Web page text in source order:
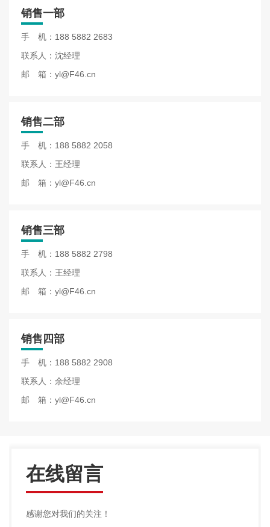
销售一部
手 机： 188 5882 2683
联系人：沈经理
邮 箱： yl@F46.cn
销售二部
手 机： 188 5882 2058
联系人：王经理
邮 箱： yl@F46.cn
销售三部
手 机： 188 5882 2798
联系人：王经理
邮 箱： yl@F46.cn
销售四部
手 机： 188 5882 2908
联系人：余经理
邮 箱： yl@F46.cn
在线留言
感谢您对我们的关注！